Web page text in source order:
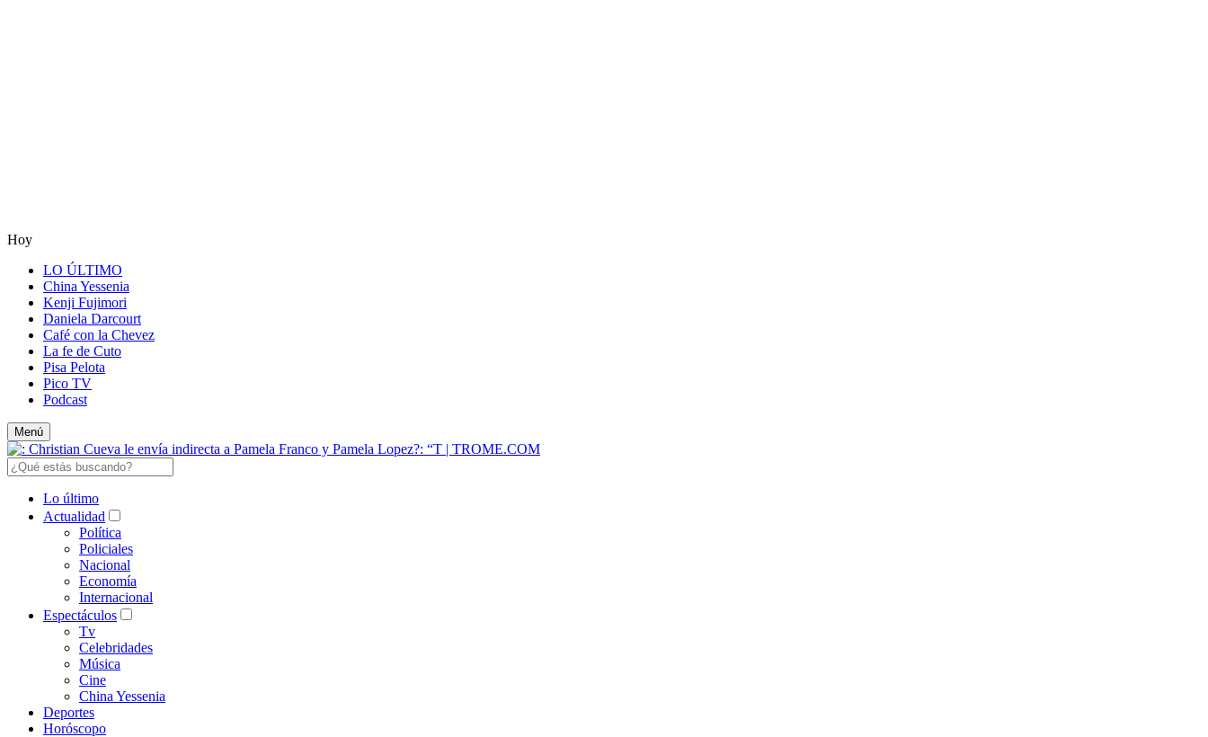
Hoy
LO ÚLTIMO
China Yessenia
Kenji Fujimori
Daniela Darcourt
Café con la Chevez
La fe de Cuto
Pisa Pelota
Pico TV
Podcast
Menú
Lo último
Actualidad
Política
Policiales
Nacional
Economía
Internacional
Espectáculos
Tv
Celebridades
Música
Cine
China Yessenia
Deportes
Horóscopo